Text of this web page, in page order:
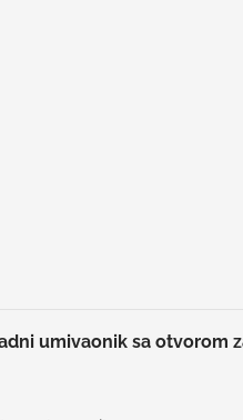
umivaonik sa otvorom